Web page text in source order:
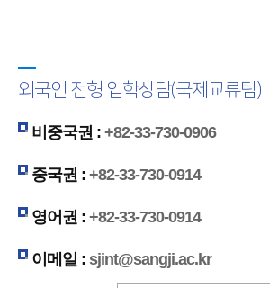
외국인 전형 입학상담(국제교류팀)
비중국권 : +82-33-730-0906
중국권 : +82-33-730-0914
영어권 : +82-33-730-0914
이메일 : sjint@sangji.ac.kr